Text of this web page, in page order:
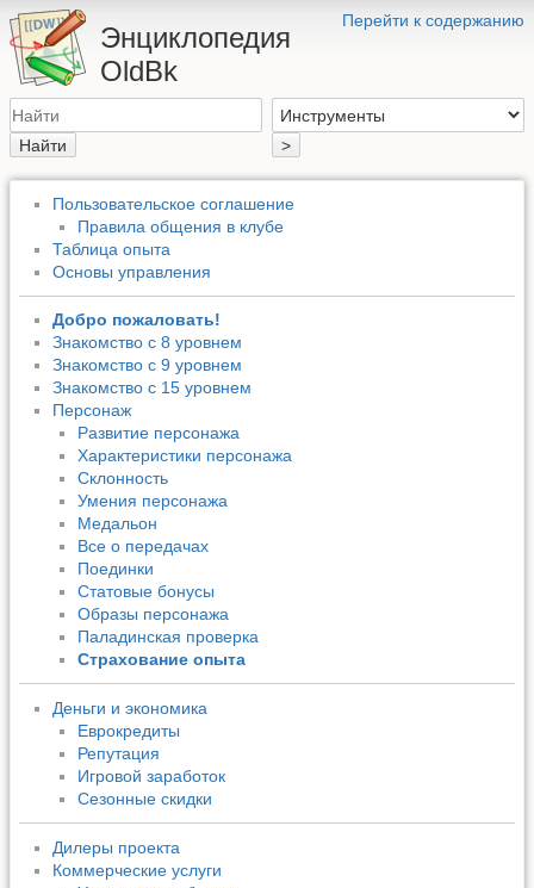
Перейти к содержанию
Энциклопедия
OldBk
Найти >
Пользовательское соглашение
Правила общения в клубе
Таблица опыта
Основы управления
Добро пожаловать!
Знакомство с 8 уровнем
Знакомство с 9 уровнем
Знакомство с 15 уровнем
Персонаж
Развитие персонажа
Характеристики персонажа
Склонность
Умения персонажа
Медальон
Все о передачах
Поединки
Статовые бонусы
Образы персонажа
Паладинская проверка
Страхование опыта
Деньги и экономика
Еврокредиты
Репутация
Игровой заработок
Сезонные скидки
Дилеры проекта
Коммерческие услуги